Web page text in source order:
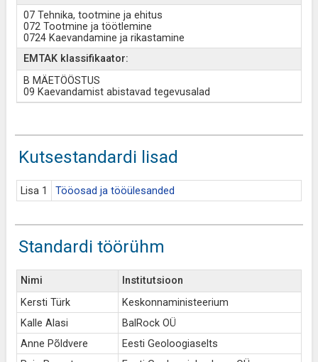
07 Tehnika, tootmine ja ehitus
072 Tootmine ja töötlemine
0724 Kaevandamine ja rikastamine
EMTAK klassifikaator:
B MÄETÖÖSTUS
09 Kaevandamist abistavad tegevusalad
Kutsestandardi lisad
Lisa 1 Tööosad ja tööülesanded
Standardi töörühm
Nimi
Institutsioon
Kersti Türk
Keskonnaministeerium
Kalle Alasi
BalRock OÜ
Anne Põldvere
Eesti Geoloogiaselts